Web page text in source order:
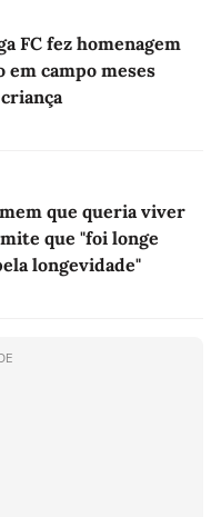
FC fez homenagem
campo meses
que queria viver
que "foi longe
longevidade"